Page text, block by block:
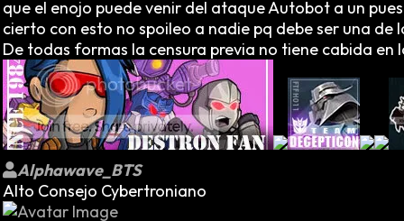
que el enojo puede venir del ataque Autobot a un
cierto con esto no spoileo a nadie pq debe ser una de
De todas formas la censura previa no tiene cabida en
Alphawave_BTS
Alto Consejo Cybertroniano